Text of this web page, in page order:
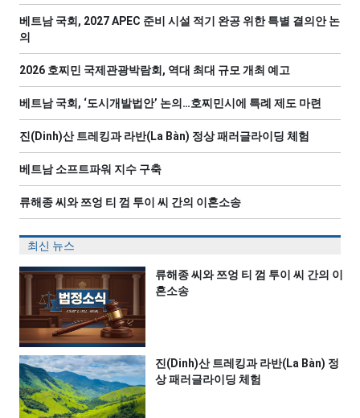
베트남 국회, 2027 APEC 준비 시설 적기 완공 위한 특별 결의안 논
의
2026 호찌민 국제관광박람회, 역대 최대 규모 개최 예고
베트남 국회, ‘도시개발법안’ 논의…호찌민시에 특례 제도 마련
진(Dinh)산 트레킹과 라반(La Bàn) 정상 패러글라이딩 체험
베트남 소프트파워 지수 구축
류해종 씨와 쯔엉 티 껌 투이 씨 간의 이혼소송
최신 뉴스
류해종 씨와 쯔엉 티 껌 투이 씨 간의 이
혼소송
진(Dinh)산 트레킹과 라반(La Bàn) 정
상 패러글라이딩 체험